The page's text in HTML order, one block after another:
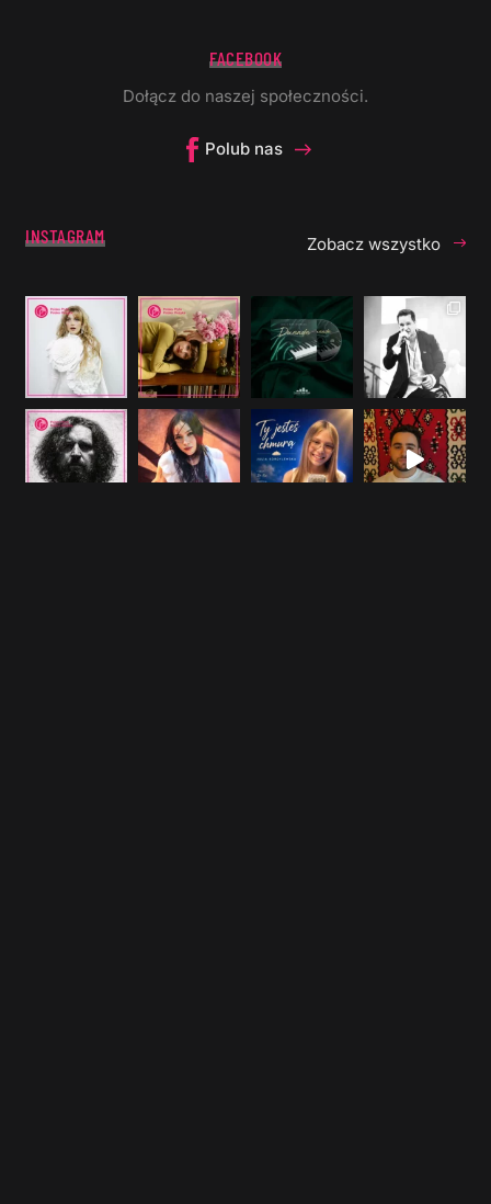
FACEBOOK
Dołącz do naszej społeczności.
Polub nas
INSTAGRAM Zobacz wszystko